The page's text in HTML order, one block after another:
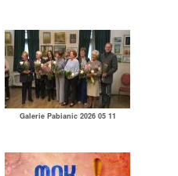
Galerie Pabianic 2026 05 11